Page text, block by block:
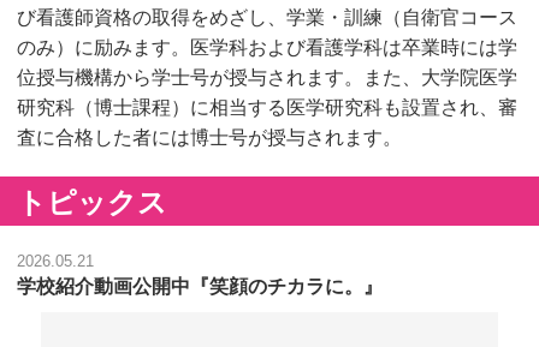
び看護師資格の取得をめざし、学業・訓練（自衛官コース
のみ）に励みます。医学科および看護学科は卒業時には学
位授与機構から学士号が授与されます。また、大学院医学
研究科（博士課程）に相当する医学研究科も設置され、審
査に合格した者には博士号が授与されます。
トピックス
2026.05.21
学校紹介動画公開中『笑顔のチカラに。』